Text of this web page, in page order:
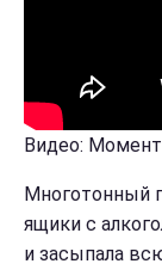
Видео:
Многотонный
ящики с
и засыпала